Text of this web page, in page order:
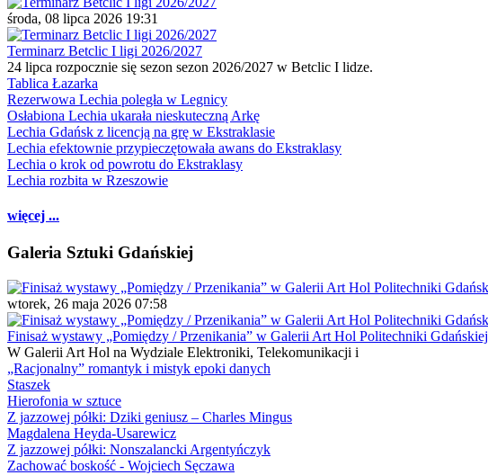
środa, 08 lipca 2026 19:31
Terminarz Betclic I ligi 2026/2027
24 lipca rozpocznie się sezon sezon 2026/2027 w Betclic I lidze.
Tablica Łazarka
Rezerwowa Lechia poległa w Legnicy
Osłabiona Lechia ukarała nieskuteczną Arkę
Lechia Gdańsk z licencją na grę w Ekstraklasie
Lechia efektownie przypieczętowała awans do Ekstraklasy
Lechia o krok od powrotu do Ekstraklasy
Lechia rozbita w Rzeszowie
więcej ...
Galeria Sztuki Gdańskiej
wtorek, 26 maja 2026 07:58
Finisaż wystawy „Pomiędzy / Przenikania” w Galerii Art Hol Politechniki Gdańskiej
W Galerii Art Hol na Wydziale Elektroniki, Telekomunikacji i
„Racjonalny” romantyk i mistyk epoki danych
Staszek
Hierofonia w sztuce
Z jazzowej półki: Dziki geniusz – Charles Mingus
Magdalena Heyda-Usarewicz
Z jazzowej półki: Nonszalancki Argentyńczyk
Zachować boskość - Wojciech Sęczawa